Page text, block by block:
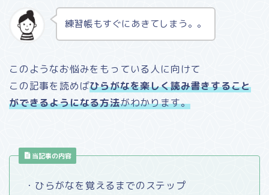
練習帳もすぐにあきてしまう。。
このようなお悩みをもっている人に向けて
この記事を読めばひらがなを楽しく読み書きすること
ができるようになる方法がわかります。
当記事の内容
・ひらがなを覚えるまでのステップ